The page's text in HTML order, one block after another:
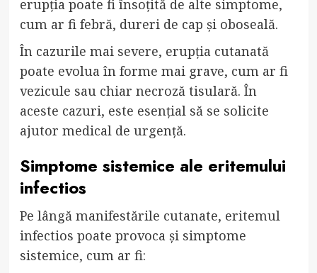
erupția poate fi însoțită de alte simptome,
cum ar fi febră, dureri de cap și oboseală.
În cazurile mai severe, erupția cutanată
poate evolua în forme mai grave, cum ar fi
vezicule sau chiar necroză tisulară. În
aceste cazuri, este esențial să se solicite
ajutor medical de urgență.
Simptome sistemice ale eritemului
infectios
Pe lângă manifestările cutanate, eritemul
infectios poate provoca și simptome
sistemice, cum ar fi: